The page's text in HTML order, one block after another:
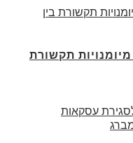
תקשורת